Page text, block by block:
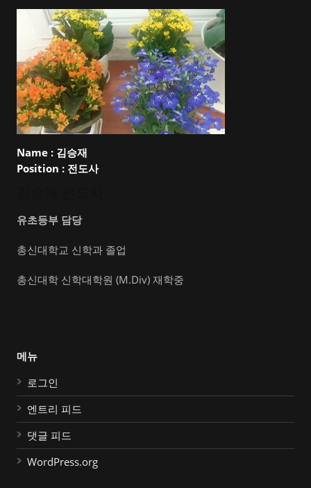
Name : 김승재
Position : 전도사
유초등부 담당
총신대학교 신학과 졸업
총신대학 신학대학원 (M.Div) 재학중
메뉴
로그인
엔트리 피드
댓글 피드
WordPress.org